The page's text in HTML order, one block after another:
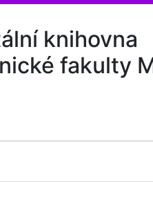
knihovna
fakulty